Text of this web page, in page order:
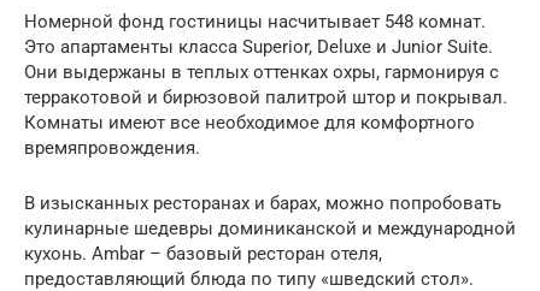
Номерной фонд гостиницы насчитывает 548 комнат.
Это апартаменты класса Superior, Deluxe и Junior Suite.
Они выдержаны в теплых оттенках охры, гармонируя с
терракотовой и бирюзовой палитрой штор и покрывал.
Комнаты имеют все необходимое для комфортного
времяпровождения.
В изысканных ресторанах и барах, можно попробовать
кулинарные шедевры доминиканской и международной
кухонь. Ambar – базовый ресторан отеля,
предоставляющий блюда по типу «шведский стол».